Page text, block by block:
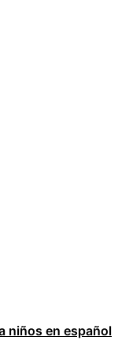
niños en español